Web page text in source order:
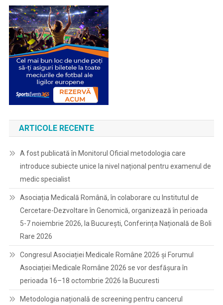
ARTICOLE RECENTE
A fost publicată în Monitorul Oficial metodologia care
introduce subiecte unice la nivel național pentru examenul de
medic specialist
Asociația Medicală Română, în colaborare cu Institutul de
Cercetare-Dezvoltare în Genomică, organizează în perioada
5-7 noiembrie 2026, la București, Conferința Națională de Boli
Rare 2026
Congresul Asociației Medicale Române 2026 și Forumul
Asociației Medicale Române 2026 se vor desfășura în
perioada 16–18 octombrie 2026 la Bucuresti
Metodologia națională de screening pentru cancerul